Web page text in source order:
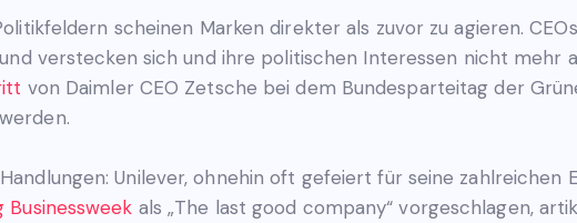
scheinen Marken direkter als zuvor zu agieren.
verstecken sich und ihre politischen Interessen nicht mehr
von Daimler CEO Zetsche bei dem Bundesparteitag der
Unilever, ohnehin oft gefeiert für seine zahlreichen
Businessweek als „The last good company“ vorgeschlagen,